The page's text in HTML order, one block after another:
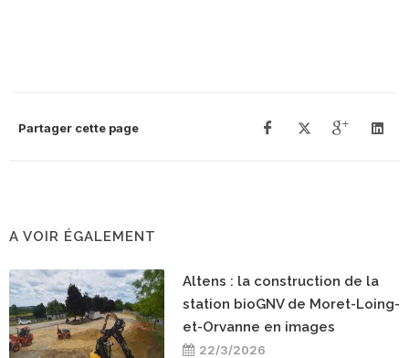
Partager cette page
A VOIR ÉGALEMENT
Altens : la construction de la
station bioGNV de Moret-Loing-
et-Orvanne en images
22/3/2026